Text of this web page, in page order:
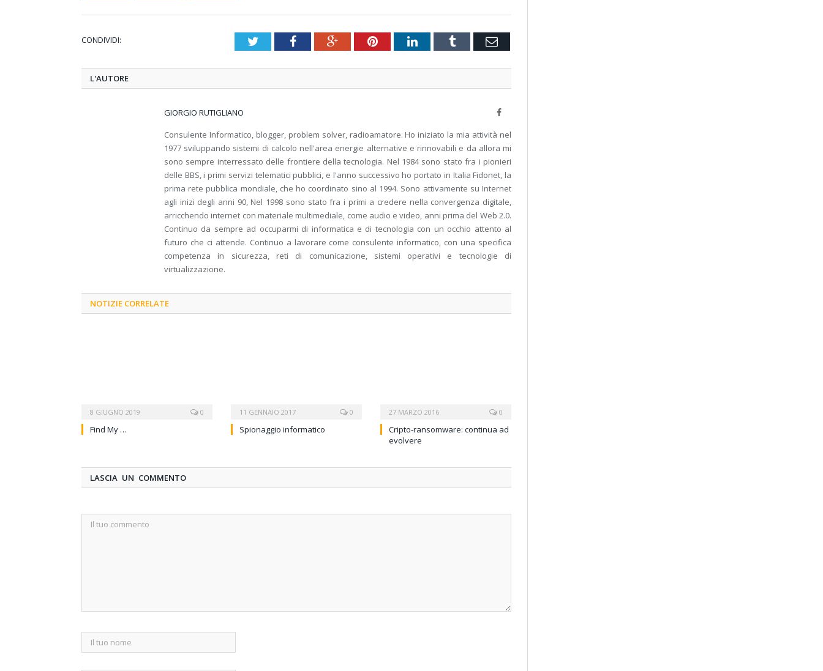
CONDIVIDI: TwitterFacebookGoogle+PinterestLinkedInTumblr Email
L'AUTORE
GIORGIO RUTIGLIANO Facebook
Consulente Informatico, blogger, problem solver, radioamatore. Ho iniziato la mia attività nel
1977 sviluppando sistemi di calcolo nell'area energie alternative e rinnovabili e da allora mi
sono sempre interressato delle frontiere della tecnologia. Nel 1984 sono stato fra i pionieri
delle BBS, i primi servizi telematici pubblici, e l'anno successivo ho portato in Italia Fidonet, la
prima rete pubblica mondiale, che ho coordinato sino al 1994. Sono attivamente su Internet
agli inizi degli anni 90, Nel 1998 sono stato fra i primi a credere nella convergenza digitale,
arricchendo internet con materiale multimediale, come audio e video, anni prima del Web 2.0.
Continuo da sempre ad occuparmi di informatica e di tecnologia con un occhio attento al
futuro che ci attende. Continuo a lavorare come consulente informatico, con una specifica
competenza in sicurezza, reti di comunicazione, sistemi operativi e tecnologie di
virtualizzazione.
NOTIZIE CORRELATE
8 GIUGNO 2019 0
Find My …
11 GENNAIO 2017 0
Spionaggio informatico
27 MARZO 2016 0
Cripto-ransomware: continua ad
evolvere
LASCIA UN COMMENTO